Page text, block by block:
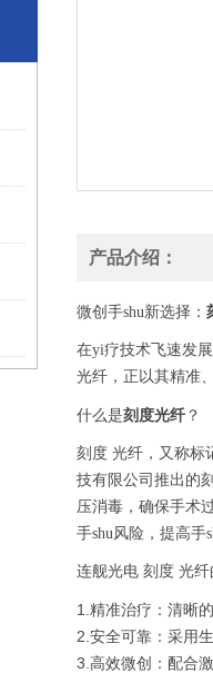
产品介绍：
微创手shu新选择：
在yi疗技术飞速发
光纤，正以其精准
什么是刻度光纤 ？
刻度 光纤，又称标
技有限公司推出的
压消毒，确保手术
手shu风险，提高手
连舰光电 刻度 光
1.精准治疗：清晰
2.安全可靠：采用
3.高效微创：配合